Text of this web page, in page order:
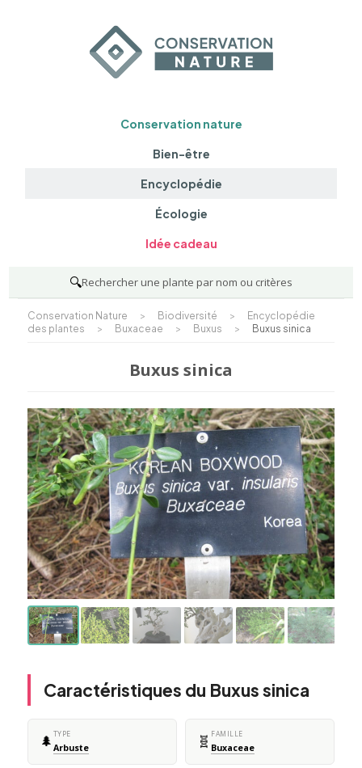
Conservation nature
Bien-être
Encyclopédie
Écologie
Idée cadeau
🔍Rechercher une plante par nom ou critères
Conservation Nature > Biodiversité >
Encyclopédie
des plantes
> Buxaceae > Buxus > Buxus sinica
Buxus sinica
Caractéristiques du Buxus sinica
🌲 TYPE
Arbuste 🧬 FAMILLE
Buxaceae